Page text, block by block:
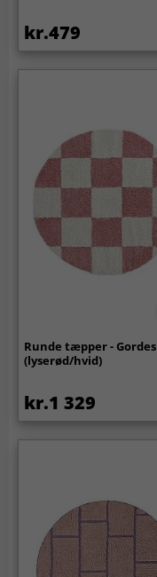
kr.479
Runde tæpper - Gordes
(lyserød/hvid)
kr.1 329